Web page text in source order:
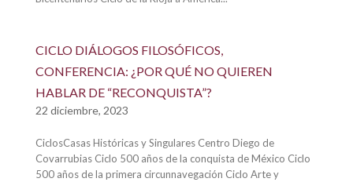
CICLO DIÁLOGOS FILOSÓFICOS,
CONFERENCIA: ¿POR QUÉ NO QUIEREN
HABLAR DE “RECONQUISTA”?
22 diciembre, 2023
CiclosCasas Históricas y Singulares Centro Diego de
Covarrubias Ciclo 500 años de la conquista de México Ciclo
500 años de la primera circunnavegación Ciclo Arte y